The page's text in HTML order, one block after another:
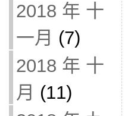
2018 年 十
一月 (7)
2018 年 十
月 (11)